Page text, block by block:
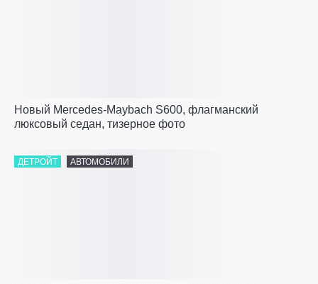
Новый Mercedes-Maybach S600, флагманский
люксовый седан, тизерное фото
ДЕТРОЙТ АВТОМОБИЛИ